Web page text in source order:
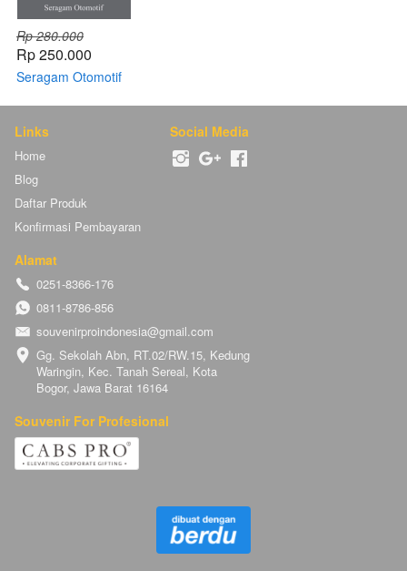
Rp 280.000
Rp 250.000
Seragam Otomotif
Links
Home
Blog
Daftar Produk
Konfirmasi Pembayaran
Social Media
Alamat
0251-8366-176
0811-8786-856
souvenirproindonesia@gmail.com
Gg. Sekolah Abn, RT.02/RW.15, Kedung
Waringin, Kec. Tanah Sereal, Kota
Bogor, Jawa Barat 16164
Souvenir For Profesional